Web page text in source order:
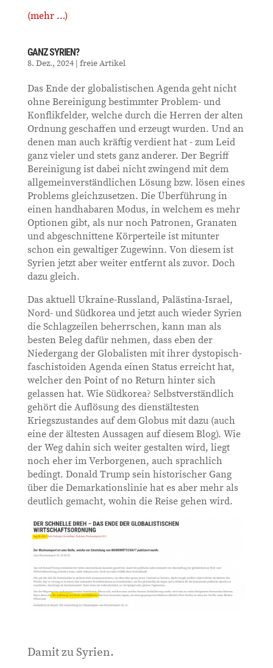
(mehr …)
GANZ SYRIEN?
8. Dez., 2024| freie Artikel
Das Ende der globalistischen Agenda geht nicht
ohne Bereinigung bestimmter Problem- und
Konflikfelder, welche durch die Herren der alten
Ordnung geschaffen und erzeugt wurden. Und an
denen man auch kräftig verdient hat - zum Leid
ganz vieler und stets ganz anderer. Der Begriff
Bereinigung ist dabei nicht zwingend mit dem
allgemeinverständlichen Lösung bzw. lösen eines
Problems gleichzusetzen. Die Überführung in
einen handhabaren Modus, in welchem es mehr
Optionen gibt, als nur noch Patronen, Granaten
und abgeschnittene Körperteile ist mitunter
schon ein gewaltiger Zugewinn. Von diesem ist
Syrien jetzt aber weiter entfernt als zuvor. Doch
dazu gleich.
Das aktuell Ukraine-Russland, Palästina-Israel,
Nord- und Südkorea und jetzt auch wieder Syrien
die Schlagzeilen beherrschen, kann man als
besten Beleg dafür nehmen, dass eben der
Niedergang der Globalisten mit ihrer dystopisch-
faschistoiden Agenda einen Status erreicht hat,
welcher den Point of no Return hinter sich
gelassen hat. Wie Südkorea? Selbstverständlich
gehört die Auflösung des dienstältesten
Kriegszustandes auf dem Globus mit dazu (auch
eine der ältesten Aussagen auf diesem Blog). Wie
der Weg dahin sich weiter gestalten wird, liegt
noch eher im Verborgenen, auch sprachlich
bedingt. Donald Trump sein historischer Gang
über die Demarkationslinie hat es aber mehr als
deutlich gemacht, wohin die Reise gehen wird.
Damit zu Syrien.